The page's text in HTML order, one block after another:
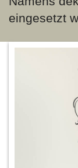
eingesetzt